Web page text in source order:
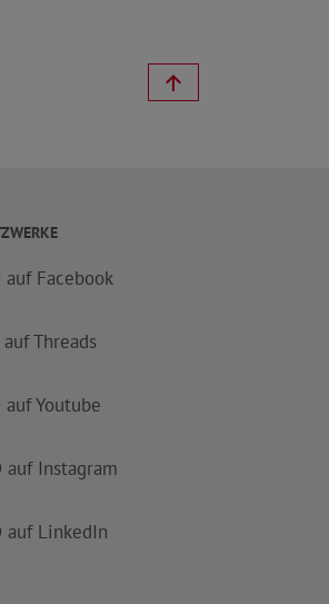
auf Facebook
auf Threads
auf Youtube
auf Instagram
auf LinkedIn